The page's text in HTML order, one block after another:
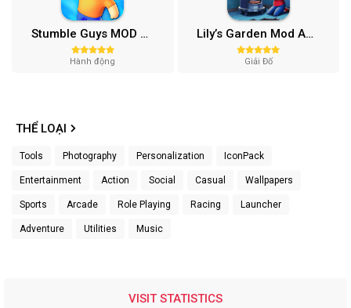
Stumble Guys MOD APK (Unlocked All, Mega Menu) v0.74.1
Hành động
Lily’s Garden Mod APK (Vô Hạn Tiền, Sao) v2.95.1
Giải Đố
THỂ LOẠI
Tools Photography Personalization IconPack
Entertainment Action Social Casual Wallpapers
Sports Arcade Role Playing Racing Launcher
Adventure Utilities Music
VISIT STATISTICS